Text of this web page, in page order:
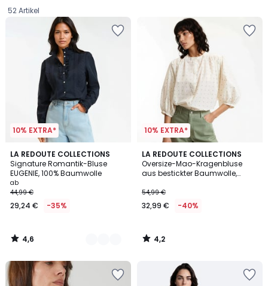
52 Artikel
10% EXTRA*
LA REDOUTE COLLECTIONS
Signature Romantik-Bluse
EUGENIE, 100% Baumwolle
Ab
29,24
€
44,99
€
Rabatt
angewendet.
ab
44,99 €
29,24 € -35%
4,6
/ 5
2
Farben
4,6
/
10% EXTRA*
LA REDOUTE COLLECTIONS
Oversize-Mao-Kragenbluse
aus bestickter Baumwolle,
54,99 €
32,99 € -40%
4,2
/ 5
4,2
/